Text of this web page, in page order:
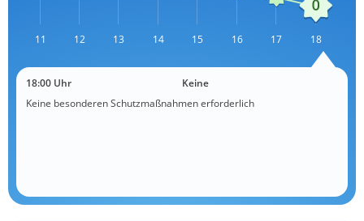
L
11 12 13 14 15 16 17 18
18:00 Uhr
Keine
Keine besonderen Schutzmaßnahmen erforderlich